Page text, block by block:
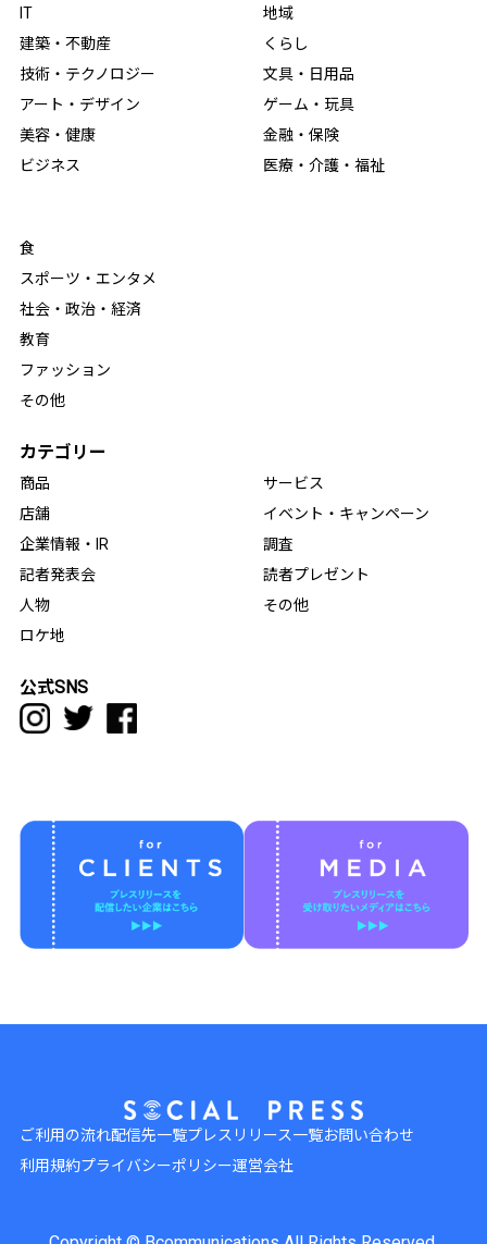
IT
建築・不動産
技術・テクノロジー
アート・デザイン
美容・健康
ビジネス
地域
くらし
文具・日用品
ゲーム・玩具
金融・保険
医療・介護・福祉
食
スポーツ・エンタメ
社会・政治・経済
教育
ファッション
その他
カテゴリー
商品
店舗
企業情報・IR
記者発表会
人物
ロケ地
サービス
イベント・キャンペーン
調査
読者プレゼント
その他
公式SNS
ご利用の流れ配信先一覧プレスリリース一覧お問い合わせ
利用規約プライバシーポリシー運営会社